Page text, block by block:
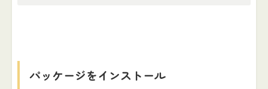
パッケージをインストール